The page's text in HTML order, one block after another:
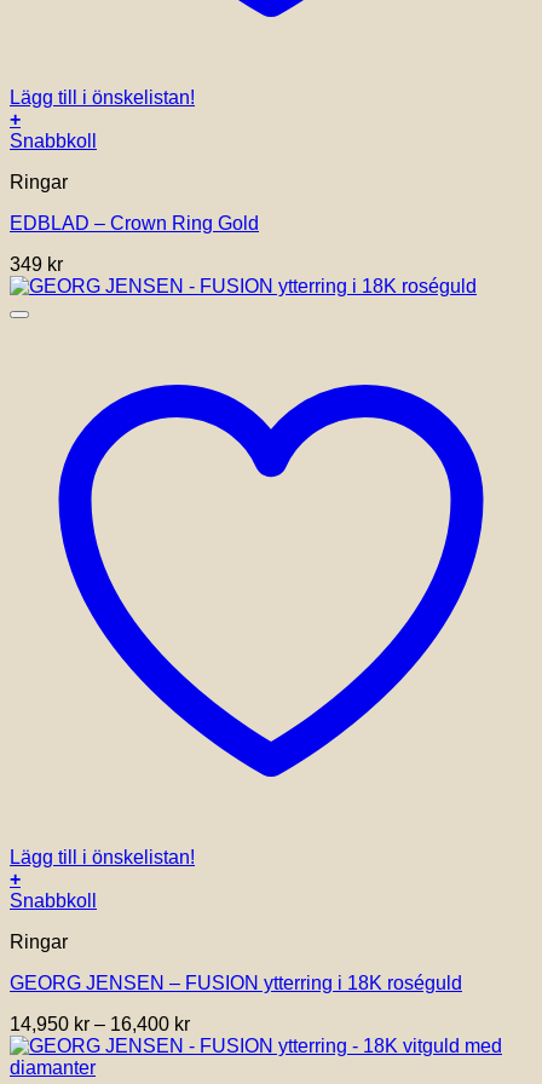
Lägg till i önskelistan!
+
Den
produkten
flera
De
olika
alternativen
produktsidan
Snabbkoll
Ringar
EDBLAD – Crown Ring Gold
349 kr
Lägg till i önskelistan!
+
Den
produkten
flera
De
olika
alternativen
Snabbkoll
Ringar
GEORG JENSEN – FUSION ytterring i 18K roséguld
14,950 kr – 16,400 krPrisintervall:
14,950 kr